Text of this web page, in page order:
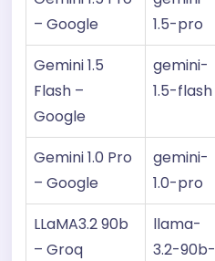
– Google
1.5-pro
Gemini 1.5
Flash –
Google
gemini-
1.5-flash
Gemini 1.0 Pro
– Google
gemini-
1.0-pro
LLaMA3.2 90b
– Groq
llama-
3.2-90b-